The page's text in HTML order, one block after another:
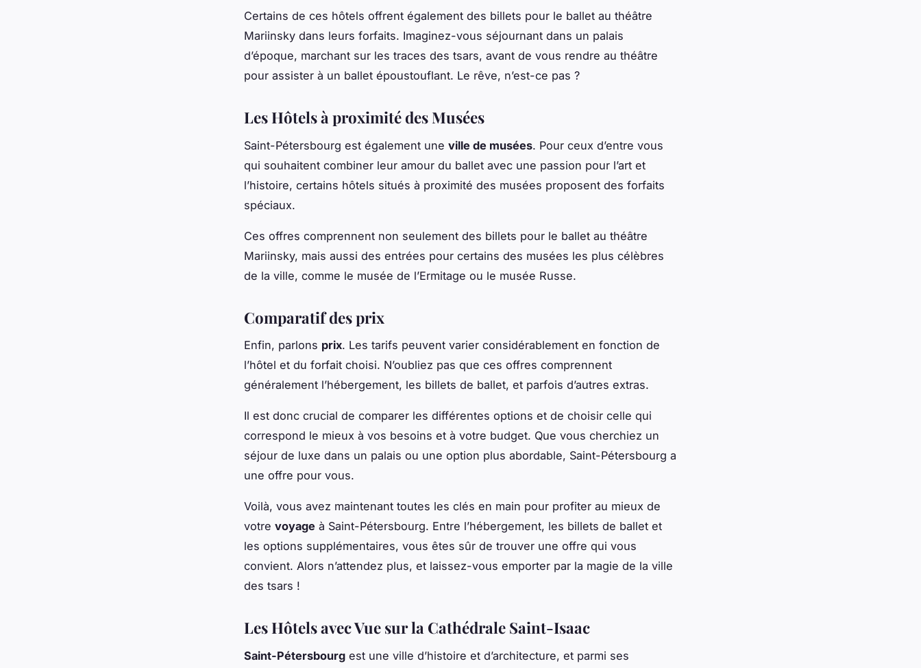
Certains de ces hôtels offrent également des billets pour le ballet au théâtre
Mariinsky dans leurs forfaits. Imaginez-vous séjournant dans un palais
d’époque, marchant sur les traces des tsars, avant de vous rendre au théâtre
pour assister à un ballet époustouflant. Le rêve, n’est-ce pas ?
Les Hôtels à proximité des Musées
Saint-Pétersbourg est également une ville de musées. Pour ceux d’entre vous
qui souhaitent combiner leur amour du ballet avec une passion pour l’art et
l’histoire, certains hôtels situés à proximité des musées proposent des forfaits
spéciaux.
Ces offres comprennent non seulement des billets pour le ballet au théâtre
Mariinsky, mais aussi des entrées pour certains des musées les plus célèbres
de la ville, comme le musée de l’Ermitage ou le musée Russe.
Comparatif des prix
Enfin, parlons prix. Les tarifs peuvent varier considérablement en fonction de
l’hôtel et du forfait choisi. N’oubliez pas que ces offres comprennent
généralement l’hébergement, les billets de ballet, et parfois d’autres extras.
Il est donc crucial de comparer les différentes options et de choisir celle qui
correspond le mieux à vos besoins et à votre budget. Que vous cherchiez un
séjour de luxe dans un palais ou une option plus abordable, Saint-Pétersbourg a
une offre pour vous.
Voilà, vous avez maintenant toutes les clés en main pour profiter au mieux de
votre voyage à Saint-Pétersbourg. Entre l’hébergement, les billets de ballet et
les options supplémentaires, vous êtes sûr de trouver une offre qui vous
convient. Alors n’attendez plus, et laissez-vous emporter par la magie de la ville
des tsars !
Les Hôtels avec Vue sur la Cathédrale Saint-Isaac
Saint-Pétersbourg est une ville d’histoire et d’architecture, et parmi ses